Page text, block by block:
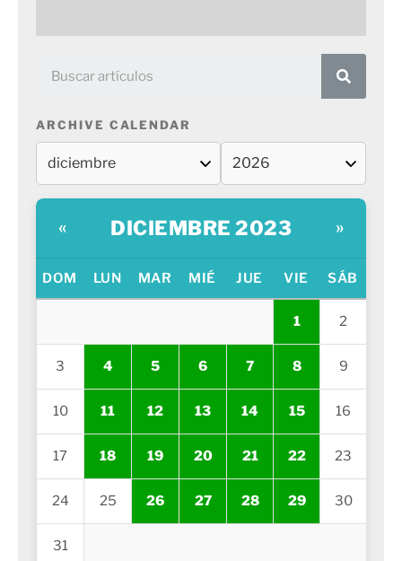
ARCHIVE CALENDAR
« DICIEMBRE 2023 »
DOM LUN MAR MIÉ JUE VIE SÁB
1 2
3 4 5 6 7 8 9
10 11 12 13 14 15 16
17 18 19 20 21 22 23
24 25 26 27 28 29 30
31